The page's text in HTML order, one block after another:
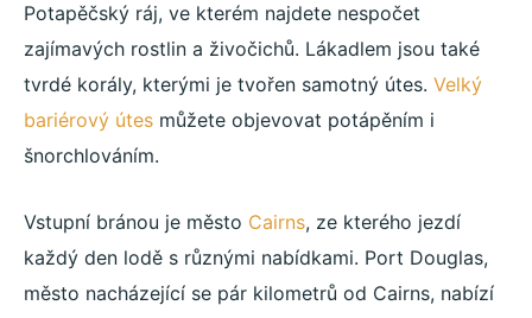
Potapěčský ráj, ve kterém najdete nespočet
zajímavých rostlin a živočichů. Lákadlem jsou také
tvrdé korály, kterými je tvořen samotný útes. Velký
bariérový útes můžete objevovat potápěním i
šnorchlováním.
Vstupní bránou je město Cairns, ze kterého jezdí
každý den lodě s různými nabídkami. Port Douglas,
město nacházející se pár kilometrů od Cairns, nabízí